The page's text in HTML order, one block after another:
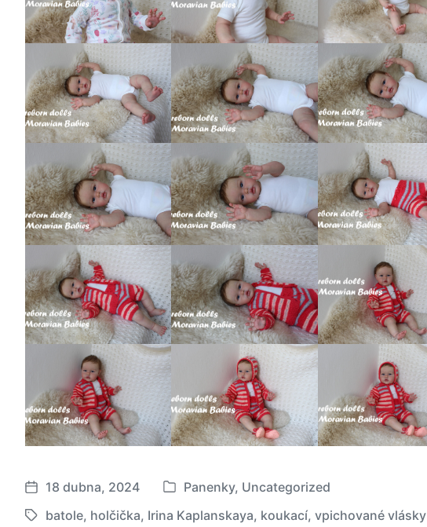
D
a
18 dubna, 2024
P
u
Panenky, Uncategorized
O
batole, holčička, Irina Kaplanskaya, koukací, vpichované vlásky